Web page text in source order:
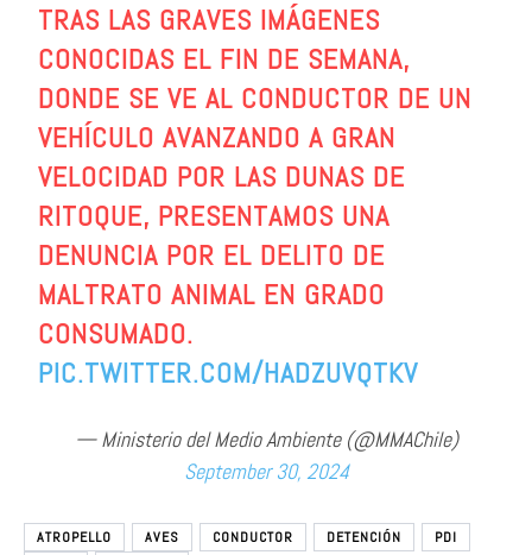
TRAS LAS GRAVES IMÁGENES
CONOCIDAS EL FIN DE SEMANA,
DONDE SE VE AL CONDUCTOR DE UN
VEHÍCULO AVANZANDO A GRAN
VELOCIDAD POR LAS DUNAS DE
RITOQUE, PRESENTAMOS UNA
DENUNCIA POR EL DELITO DE
MALTRATO ANIMAL EN GRADO
CONSUMADO.
PIC.TWITTER.COM/HADZUVQTKV
— Ministerio del Medio Ambiente (@MMAChile)
September 30, 2024
ATROPELLO AVES CONDUCTOR DETENCIÓN
PDI